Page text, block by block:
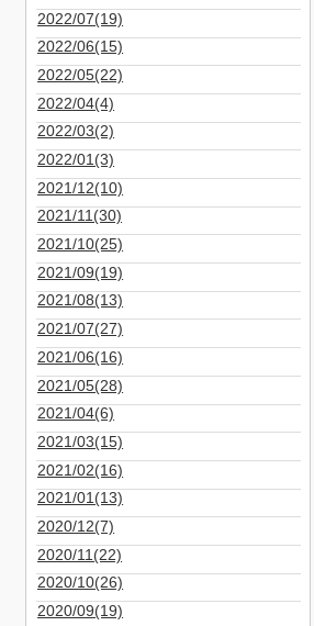
2022/07(19)
2022/06(15)
2022/05(22)
2022/04(4)
2022/03(2)
2022/01(3)
2021/12(10)
2021/11(30)
2021/10(25)
2021/09(19)
2021/08(13)
2021/07(27)
2021/06(16)
2021/05(28)
2021/04(6)
2021/03(15)
2021/02(16)
2021/01(13)
2020/12(7)
2020/11(22)
2020/10(26)
2020/09(19)